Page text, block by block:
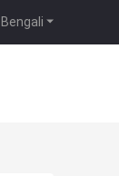
Bengali